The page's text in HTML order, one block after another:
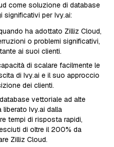
come soluzione di database
per Ivy.ai:
ha adottato Zilliz Cloud,
o problemi significativi,
ai suoi clienti.
di scalare facilmente le
di Ivy.ai e il suo approccio
dei clienti.
vettoriale ad alte
Ivy.ai dalla
tempi di risposta rapidi,
di oltre il 200% da
Zilliz Cloud.